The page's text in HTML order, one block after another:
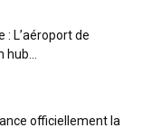
L’aéroport de
hub...
officiellement la